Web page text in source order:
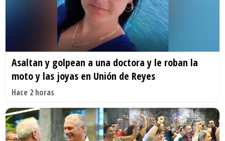
Asaltan y golpean a una doctora y le roban la
moto y las joyas en Unión de Reyes
Hace 2 horas